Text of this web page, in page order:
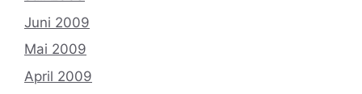
Juni 2009
Mai 2009
April 2009